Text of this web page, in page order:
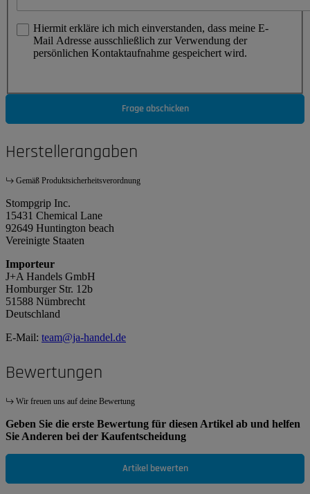
Hiermit erkläre ich mich einverstanden, dass meine E-
Mail Adresse ausschließlich zur Verwendung der
persönlichen Kontaktaufnahme gespeichert wird.
Frage abschicken
Herstellerangaben
Gemäß Produktsicherheitsverordnung
Stompgrip Inc.
15431 Chemical Lane
92649 Huntington beach
Vereinigte Staaten
Importeur
J+A Handels GmbH
Homburger Str. 12b
51588 Nümbrecht
Deutschland
E-Mail: team@ja-handel.de
Bewertungen
Wir freuen uns auf deine Bewertung
Geben Sie die erste Bewertung für diesen Artikel ab und helfen
Sie Anderen bei der Kaufentscheidung
Artikel bewerten